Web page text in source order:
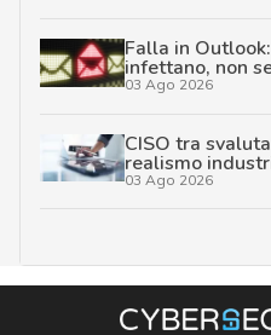
Falla in
infettano, non
03 Ago 2026
CISO tra
realismo
03 Ago 2026